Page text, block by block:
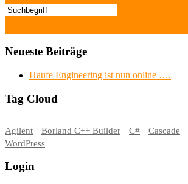
Neueste Beiträge
Haufe Engineering ist nun online ….
Tag Cloud
Agilent Borland C++ Builder C# Cascade
WordPress
Login